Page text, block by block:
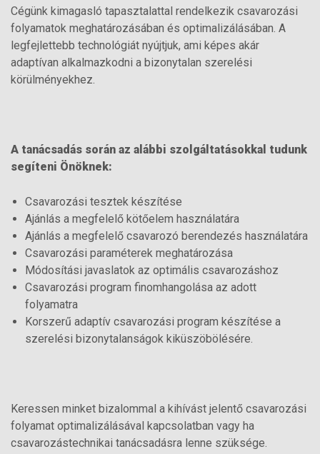
Cégünk kimagasló tapasztalattal rendelkezik csavarozási
folyamatok meghatározásában és optimalizálásában. A
legfejlettebb technológiát nyújtjuk, ami képes akár
adaptívan alkalmazkodni a bizonytalan szerelési
körülményekhez.
A tanácsadás során az alábbi szolgáltatásokkal tudunk
segíteni Önöknek:
Csavarozási tesztek készítése
Ajánlás a megfelelő kötőelem használatára
Ajánlás a megfelelő csavarozó berendezés használatára
Csavarozási paraméterek meghatározása
Módosítási javaslatok az optimális csavarozáshoz
Csavarozási program finomhangolása az adott
folyamatra
Korszerű adaptív csavarozási program készítése a
szerelési bizonytalanságok kiküszöbölésére.
Keressen minket bizalommal a kihívást jelentő csavarozási
folyamat optimalizálásával kapcsolatban vagy ha
csavarozástechnikai tanácsadásra lenne szüksége.